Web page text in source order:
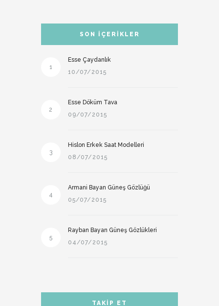
SON İÇERIKLER
1
Esse Çaydanlık
10/07/2015
2
Esse Döküm Tava
09/07/2015
3
Hislon Erkek Saat Modelleri
08/07/2015
4
Armani Bayan Güneş Gözlüğü
05/07/2015
5
Rayban Bayan Güneş Gözlükleri
04/07/2015
TAKIP ET